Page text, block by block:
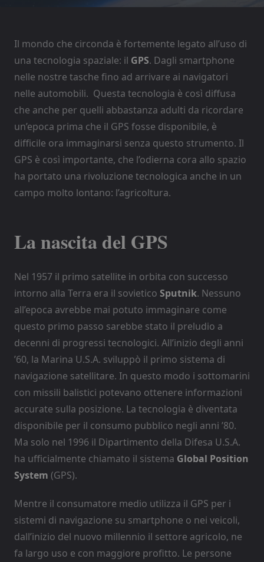
Il mondo che circonda è fortemente legato all’uso di
una tecnologia spaziale: il GPS. Dagli smartphone
nelle nostre tasche fino ad arrivare ai navigatori
nelle automobili. Questa tecnologia è così diffusa
che anche per quelli abbastanza adulti da ricordare
un’epoca prima che il GPS fosse disponibile, è
difficile ora immaginarsi senza questo strumento. Il
GPS è così importante, che l’odierna cora allo spazio
ha portato una rivoluzione tecnologica anche in un
campo molto lontano: l’agricoltura.
La nascita del GPS
Nel 1957 il primo satellite in orbita con successo
intorno alla Terra era il sovietico Sputnik. Nessuno
all’epoca avrebbe mai potuto immaginare come
questo primo passo sarebbe stato il preludio a
decenni di progressi tecnologici. All’inizio degli anni
’60, la Marina U.S.A. sviluppò il primo sistema di
navigazione satellitare. In questo modo i sottomarini
con missili balistici potevano ottenere informazioni
accurate sulla posizione. La tecnologia è diventata
disponibile per il consumo pubblico negli anni ’80.
Ma solo nel 1996 il Dipartimento della Difesa U.S.A.
ha ufficialmente chiamato il sistema Global Position
System (GPS).
Mentre il consumatore medio utilizza il GPS per i
sistemi di navigazione su smartphone o nei veicoli,
dall’inizio del nuovo millennio il settore agricolo, ne
fa largo uso e con maggiore profitto. Le persone